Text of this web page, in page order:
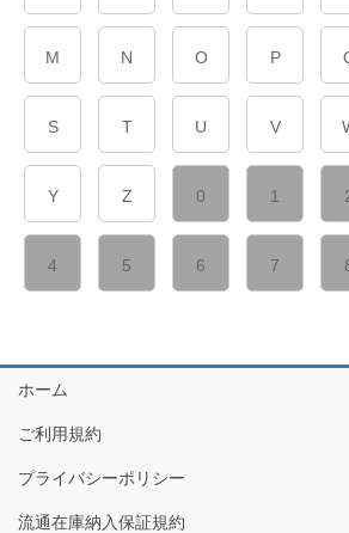
M N O P
S T U V
Y Z 0 1
4 5 6 7
ホーム
ご利用規約
プライバシーポリシー
流通在庫納入保証規約